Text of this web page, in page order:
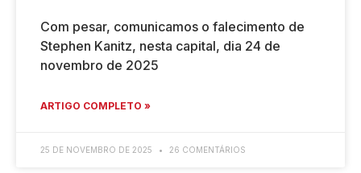
Com pesar, comunicamos o falecimento de
Stephen Kanitz, nesta capital, dia 24 de
novembro de 2025
ARTIGO COMPLETO »
25 DE NOVEMBRO DE 2025 26 COMENTÁRIOS